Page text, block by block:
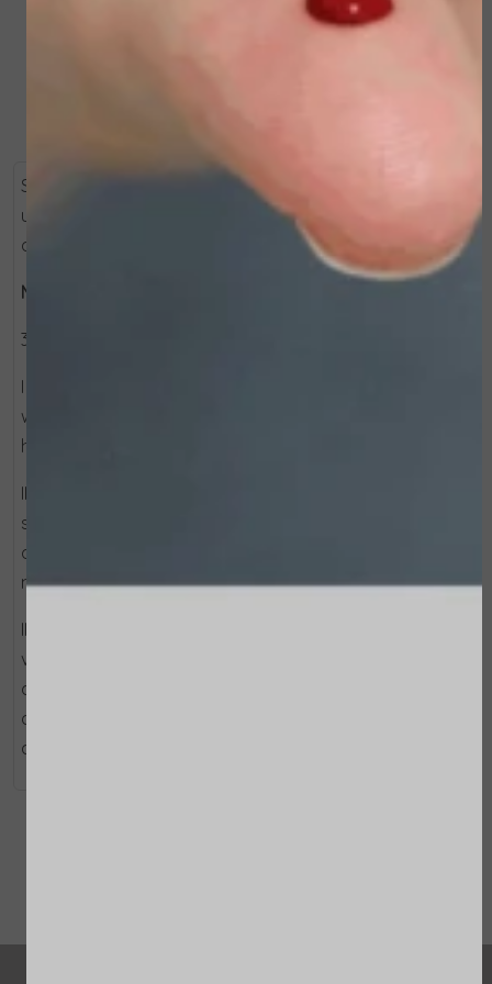
Bekijken
Slechts in enkele minuten een steviger, vitale en jong
uitziende huid. Dode huidcellen verwijderen, terwijl de
aanmaak van nieuwe huidcellen wordt gestimuleerd.
Microsonic Facial Device, Home Care
3 acties:
I - ULTRASOUNDS - Diepe reiniging van de huid, met
water, om de bovenste huidlagen te verwijderen en de
huid voor te bereiden op volgende behandelingen.
II - MICROCURRENTS - Regeneratieve anti-aging
stimulatie van de diepere huidlagen, met water, die
dienen als een krachtige stimulatie voor het cellulaire
metabolisme en de huidcirculatie.
III - ULTRASOUNDS & MICROCURRENTS - Optimalisatie
van product opname en regeneratieve massage, die
de hydratatie van de huid aanzienlijk verbetert en de
opname van de actieve ingrediënten van alle
aangebrachte huidverzorging vergemakkelijkt